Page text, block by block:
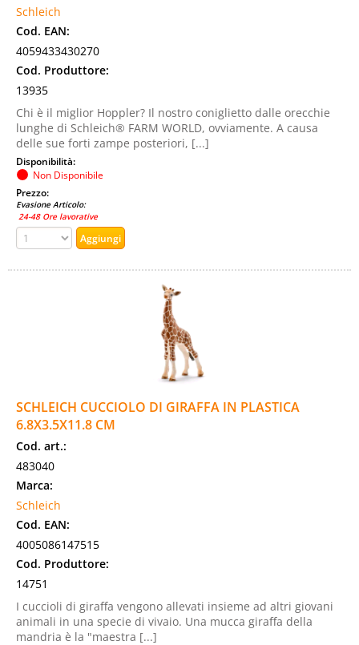
Schleich
Cod. EAN:
4059433430270
Cod. Produttore:
13935
Chi è il miglior Hoppler? Il nostro coniglietto dalle orecchie
lunghe di Schleich® FARM WORLD, ovviamente. A causa
delle sue forti zampe posteriori, [...]
Disponibilità:
Non Disponibile
Prezzo:
Evasione Articolo:
24-48 Ore lavorative
SCHLEICH CUCCIOLO DI GIRAFFA IN PLASTICA
6.8X3.5X11.8 CM
Cod. art.:
483040
Marca:
Schleich
Cod. EAN:
4005086147515
Cod. Produttore:
14751
I cuccioli di giraffa vengono allevati insieme ad altri giovani
animali in una specie di vivaio. Una mucca giraffa della
mandria è la "maestra [...]